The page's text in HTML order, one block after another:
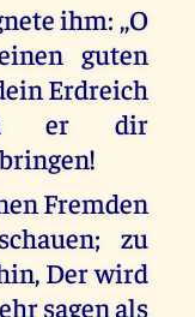
ihm: ,,O
guten
Erdreich
er dir
Fremden
zu
Der wird
sagen als